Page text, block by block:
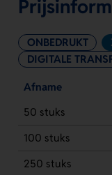
ONBEDRUKT
DIGITALE
Afname
50 stuks
100 stuks
250 stuks